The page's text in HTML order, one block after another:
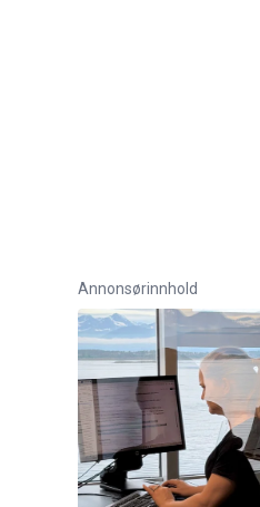
Annonsørinnhold